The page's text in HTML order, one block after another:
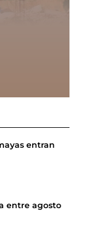
entran
entre agosto